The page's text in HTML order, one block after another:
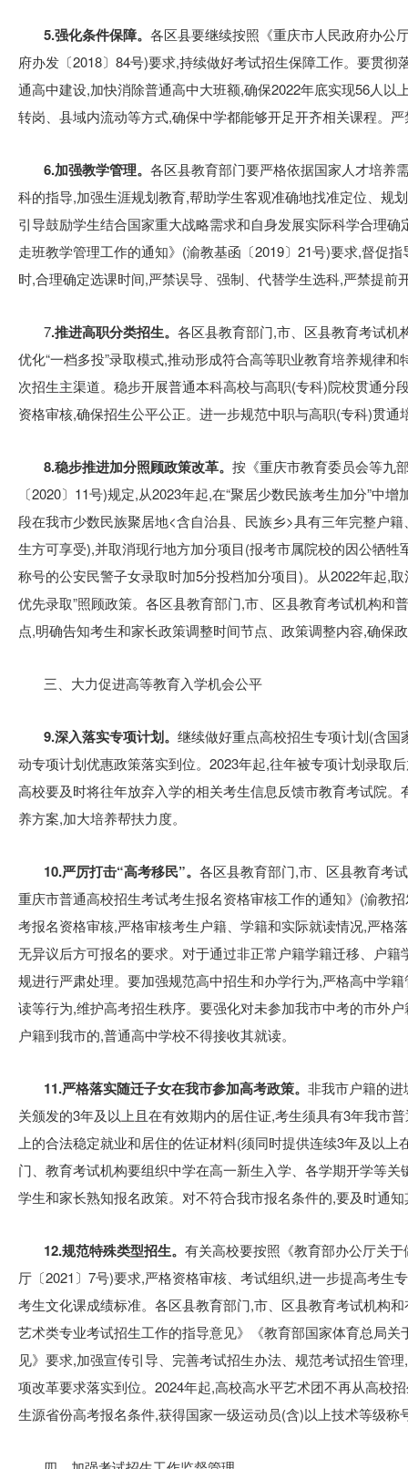
5.强化条件保障。 各区县要继续按照《重庆市人民政府办公
府办发〔2018〕84号)要求,持续做好考试招生保障工作。要贯
通高中建设,加快消除普通高中大班额,确保2022年底实现56人
转岗、县域内流动等方式,确保中学都能够开足开齐相关课程。
6.加强教学管理。 各区县教育部门要严格依据国家人才培养
科的指导,加强生涯规划教育,帮助学生客观准确地找准定位、规
引导鼓励学生结合国家重大战略需求和自身发展实际科学合理
走班教学管理工作的通知》(渝教基函〔2019〕21号)要求,督促
时,合理确定选课时间,严禁误导、强制、代替学生选科,严禁提前
7.推进高职分类招生。 各区县教育部门,市、区县教育考试机
优化“一档多投”录取模式,推动形成符合高等职业教育培养规律
次招生主渠道。稳步开展普通本科高校与高职(专科)院校贯通
资格审核,确保招生公平公正。进一步规范中职与高职(专科)贯
8.稳步推进加分照顾政策改革。 按《重庆市教育委员会等九
〔2020〕11号)规定,从2023年起,在“聚居少数民族考生加分”中
段在我市少数民族聚居地<含自治县、民族乡>具有三年完整户
生方可享受),并取消现行地方加分项目(报考市属院校的因公牺
称号的公安民警子女录取时加5分投档加分项目)。从2022年起,
优先录取”照顾政策。各区县教育部门,市、区县教育考试机构
点,明确告知考生和家长政策调整时间节点、政策调整内容,确保
三、大力促进高等教育入学机会公平
9.深入落实专项计划。 继续做好重点高校招生专项计划(含
动专项计划优惠政策落实到位。2023年起,往年被专项计划录取
高校要及时将往年放弃入学的相关考生信息反馈市教育考试院
养方案,加大培养帮扶力度。
10.严厉打击“高考移民”。 各区县教育部门,市、区县教育考
重庆市普通高校招生考试考生报名资格审核工作的通知》(渝教
考报名资格审核,严格审核考生户籍、学籍和实际就读情况,严格
无异议后方可报名的要求。对于通过非正常户籍学籍迁移、户
规进行严肃处理。要加强规范高中招生和办学行为,严格高中学
读等行为,维护高考招生秩序。要强化对未参加我市中考的市外
户籍到我市的,普通高中学校不得接收其就读。
11.严格落实随迁子女在我市参加高考政策。 非我市户籍的
关颁发的3年及以上且在有效期内的居住证,考生须具有3年我市
上的合法稳定就业和居住的佐证材料(须同时提供连续3年及以
门、教育考试机构要组织中学在高一新生入学、各学期开学等
学生和家长熟知报名政策。对不符合我市报名条件的,要及时通
12.规范特殊类型招生。 有关高校要按照《教育部办公厅关
厅〔2021〕7号)要求,严格资格审核、考试组织,进一步提高考生
考生文化课成绩标准。各区县教育部门,市、区县教育考试机构
艺术类专业考试招生工作的指导意见》《教育部国家体育总局
见》要求,加强宣传引导、完善考试招生办法、规范考试招生管
项改革要求落实到位。2024年起,高校高水平艺术团不再从高校
生源省份高考报名条件,获得国家一级运动员(含)以上技术等级称